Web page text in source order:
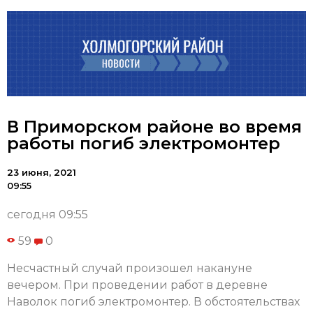
В Приморском районе во время
работы погиб электромонтер
23 июня, 2021
09:55
сегодня 09:55
59 0
Несчастный случай произошел накануне
вечером. При проведении работ в деревне
Наволок погиб электромонтер. В обстоятельствах